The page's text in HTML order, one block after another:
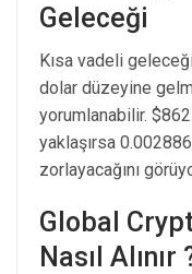
Geleceği
Kısa vadeli
dolar düzeyine
yorumlanabilir.
yaklaşırsa
zorlayacağını
Global
Nasıl Alınır